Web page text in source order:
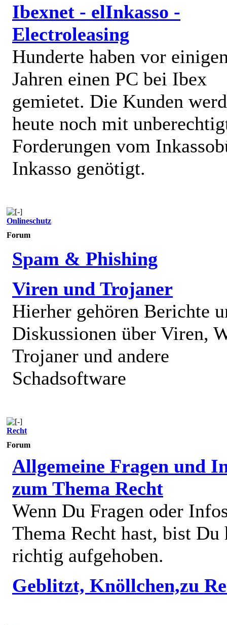
Ibexnet - elInkasso -
Electroleasing
Hunderte haben vor
Jahren einen PC bei Ibex
gemietet. Die Kunden
heute noch mit
Forderungen vom
Inkasso genötigt.
Onlineschutz
Forum
Spam & Phishing
Viren und Trojaner
Hierher gehören Berichte
Diskussionen über Viren,
Trojaner und andere
Schadsoftware
Recht
Forum
Allgemeine Fragen und
zum Thema Recht
Wenn Du Fragen oder
Thema Recht hast, bist Du
richtig aufgehoben.
Geblitzt, Knöllchen,zu